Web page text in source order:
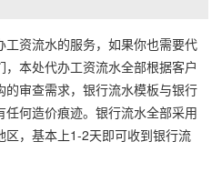
资流水的服务，如果你也需要代
本处代办工资流水全部根据客户
审查需求，银行流水模板与银行
何造价痕迹。银行流水全部采用
，基本上1-2天即可收到银行流